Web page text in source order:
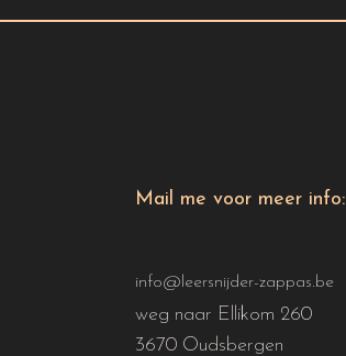
Mail me voor meer info:
info@leersnijder-zappas.be
weg naar Ellikom 260
3670 Oudsbergen